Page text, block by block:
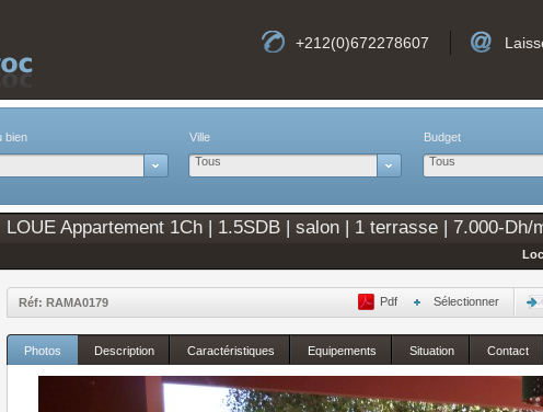
+212(0)672278607
bien
Ville
Tous
Budget
Tous
LOUE Appartement 1Ch | 1.5SDB | salon | 1 terrasse | 7.000-Dh/
Réf: RAMA0179 Pdf Sélectionner
Photos Description Caractéristiques Equipements Situation Contact